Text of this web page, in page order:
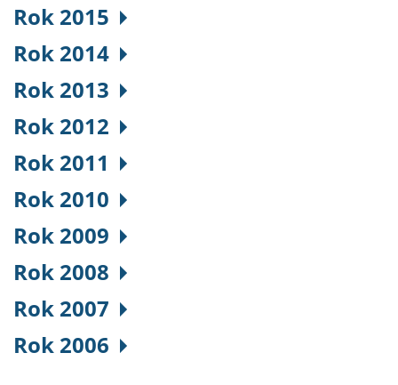
Rok 2015
Rok 2014
Rok 2013
Rok 2012
Rok 2011
Rok 2010
Rok 2009
Rok 2008
Rok 2007
Rok 2006